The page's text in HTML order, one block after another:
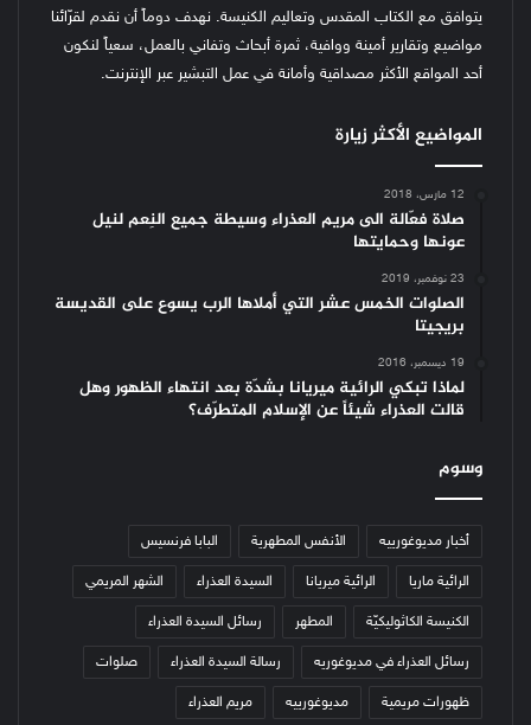
يتوافق مع الكتاب المقدس وتعاليم الكنيسة. نهدف دوماً أن نقدم لقرّائنا
مواضيع وتقارير أمينة ووافية، ثمرة أبحاث وتفاني بالعمل، سعياً لنكون
أحد المواقع الأكثر مصداقية وأمانة في عمل التبشير عبر الإنترنت.
المواضيع الأكثر زيارة
12 مارس، 2018
صلاة فعّالة الى مريم العذراء وسيطة جميع النِعم لنيل
عونها وحمايتها
23 نوفمبر، 2019
الصلوات الخمس عشر التي أملاها الرب يسوع على القديسة
بريجيتا
19 ديسمبر، 2016
لماذا تبكي الرائية ميريانا بشدّة بعد انتهاء الظهور وهل
قالت العذراء شيئاً عن الإسلام المتطرّف؟
وسوم
أخبار مديوغورييه الأنفس المطهرية البابا فرنسيس
الرائية ماريا الرائية ميريانا السيدة العذراء الشهر المريمي
الكنيسة الكاثوليكيّة المطهر رسائل السيدة العذراء
رسائل العذراء في مديوغوريه رسالة السيدة العذراء صلوات
ظهورات مريمية مديوغورييه مريم العذراء